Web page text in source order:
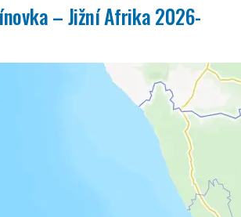
– Jižní Afrika 2026-